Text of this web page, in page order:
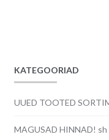
KATEGOORIAD
UUED TOOTED
MAGUSAD HINNAD! sh